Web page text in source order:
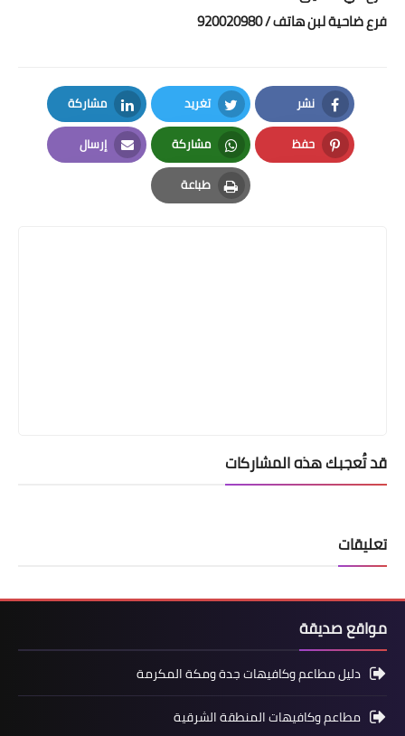
فرع ضاحية لبن هاتف / 920020980
نشر
Facebook
تغريد
Twitter
مشاركة
LinkedIn
حفظ
Pinterest
مشاركة
Whatsapp
إرسال
Email
طباعة
Print
قد تُعجبك هذه المشاركات
تعليقات
مواقع صديقة
دليل مطاعم وكافيهات جدة ومكة المكرمة
مطاعم وكافيهات المنطقة الشرقية